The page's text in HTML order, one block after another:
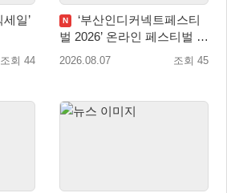
조회 44
N
‘부산인디커넥트페스티
벌 2026’ 온라인 페스티벌 개
막
2026.08.07 조회 45